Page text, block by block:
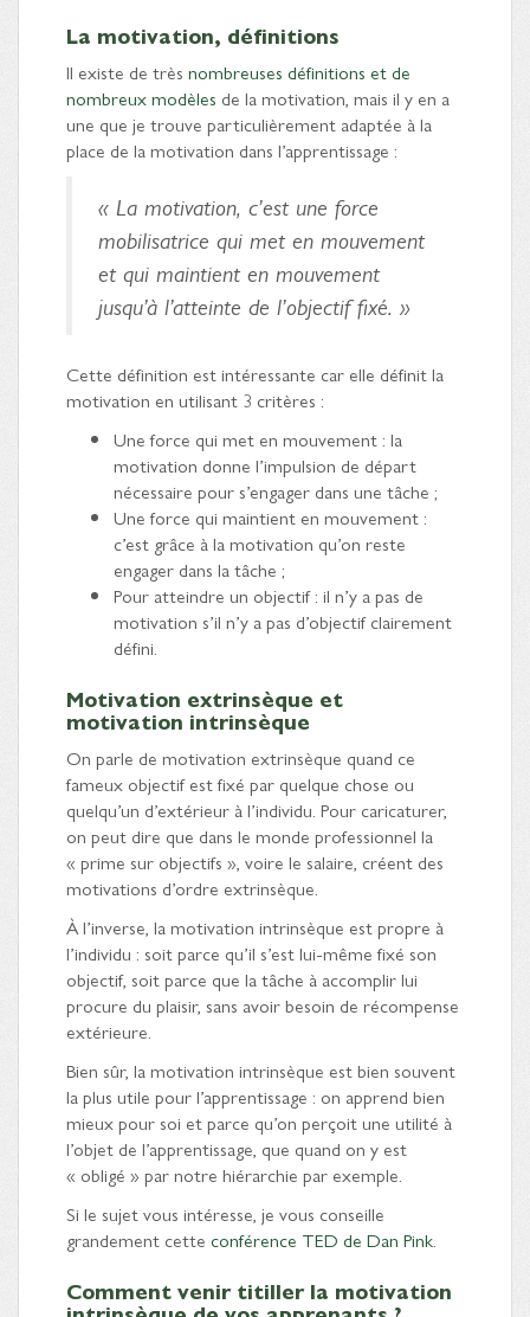
La motivation, définitions
Il existe de très nombreuses définitions et de
nombreux modèles de la motivation, mais il y en a
une que je trouve particulièrement adaptée à la
place de la motivation dans l’apprentissage :
« La motivation, c’est une force
mobilisatrice qui met en mouvement
et qui maintient en mouvement
jusqu’à l’atteinte de l’objectif fixé. »
Cette définition est intéressante car elle définit la
motivation en utilisant 3 critères :
Une force qui met en mouvement : la
motivation donne l’impulsion de départ
nécessaire pour s’engager dans une tâche ;
Une force qui maintient en mouvement :
c’est grâce à la motivation qu’on reste
engager dans la tâche ;
Pour atteindre un objectif : il n’y a pas de
motivation s’il n’y a pas d’objectif clairement
défini.
Motivation extrinsèque et
motivation intrinsèque
On parle de motivation extrinsèque quand ce
fameux objectif est fixé par quelque chose ou
quelqu’un d’extérieur à l’individu. Pour caricaturer,
on peut dire que dans le monde professionnel la
« prime sur objectifs », voire le salaire, créent des
motivations d’ordre extrinsèque.
À l’inverse, la motivation intrinsèque est propre à
l’individu : soit parce qu’il s’est lui-même fixé son
objectif, soit parce que la tâche à accomplir lui
procure du plaisir, sans avoir besoin de récompense
extérieure.
Bien sûr, la motivation intrinsèque est bien souvent
la plus utile pour l’apprentissage : on apprend bien
mieux pour soi et parce qu’on perçoit une utilité à
l’objet de l’apprentissage, que quand on y est
« obligé » par notre hiérarchie par exemple.
Si le sujet vous intéresse, je vous conseille
grandement cette conférence TED de Dan Pink.
Comment venir titiller la motivation